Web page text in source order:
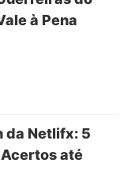
à Pena
da Netlifx: 5
Acertos até